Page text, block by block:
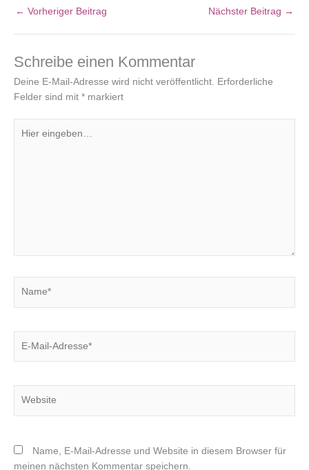
← Vorheriger Beitrag Nächster Beitrag →
Schreibe einen Kommentar
Deine E-Mail-Adresse wird nicht veröffentlicht. Erforderliche
Felder sind mit * markiert
eingeben…
Mail-
Name, E-Mail-Adresse und Website in diesem Browser für
meinen nächsten Kommentar speichern.